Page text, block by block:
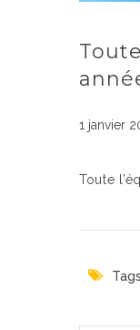
1 janvier
Toute